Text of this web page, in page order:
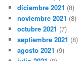
diciembre 2021 (8)
noviembre 2021 (8)
octubre 2021 (7)
septiembre 2021 (8)
agosto 2021 (9)